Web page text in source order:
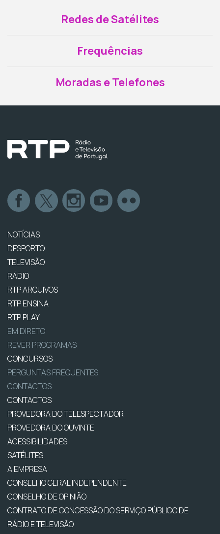
Redes de Satélites
Frequências
Moradas e Telefones
NOTÍCIAS
DESPORTO
TELEVISÃO
RÁDIO
RTP ARQUIVOS
RTP ENSINA
RTP PLAY
EM DIRETO
REVER PROGRAMAS
CONCURSOS
PERGUNTAS FREQUENTES
CONTACTOS
CONTACTOS
PROVEDORA DO TELESPECTADOR
PROVEDORA DO OUVINTE
ACESSIBILIDADES
SATÉLITES
A EMPRESA
CONSELHO GERAL INDEPENDENTE
CONSELHO DE OPINIÃO
CONTRATO DE CONCESSÃO DO SERVIÇO PÚBLICO DE
RÁDIO E TELEVISÃO